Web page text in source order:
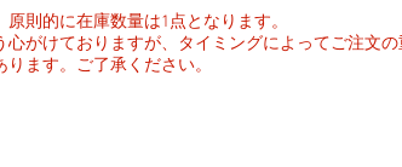
則的に在庫数量は1点となります。
がけておりますが、タイミングによってご注文
ます。ご了承ください。